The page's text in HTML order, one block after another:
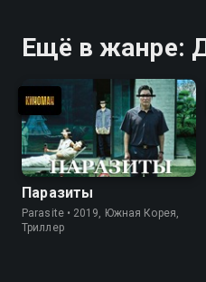
Ещё в жанре:
Паразиты
Parasite • 2019, Южная Корея,
Триллер